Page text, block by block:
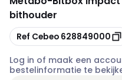
bithouder
Kopiëren
Ref Cebeo 628849000
Log in of maak een
bestelinformatie te